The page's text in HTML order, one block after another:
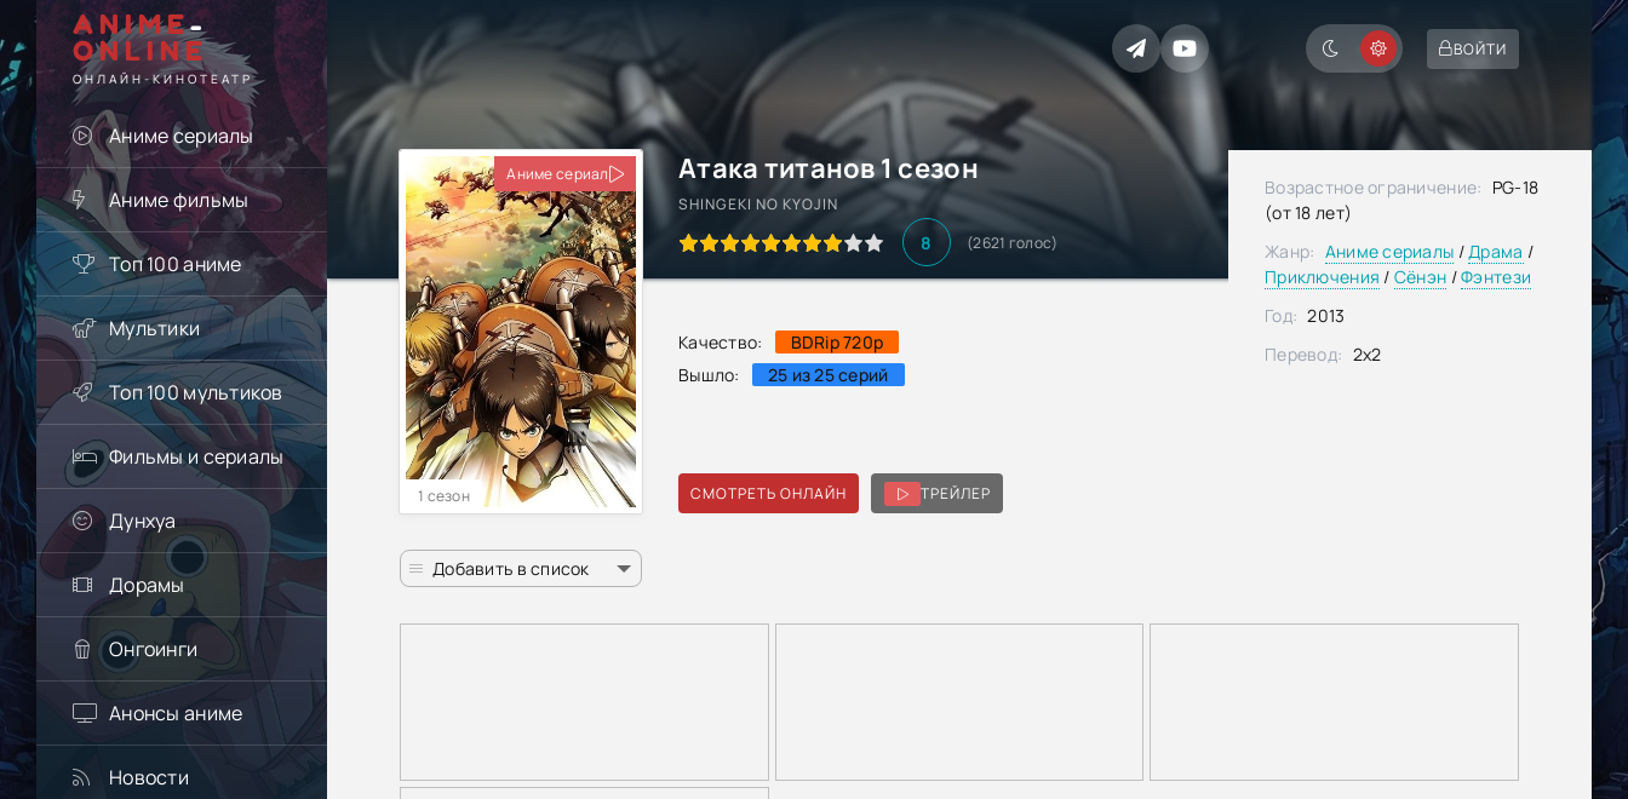
ANIME-
ONLINE
ОНЛАЙН-КИНОТЕАТР
ВОЙТИ
Аниме сериалы
Аниме фильмы
Топ 100 аниме
Мультики
Топ 100 мультиков
Фильмы и сериалы
Дунхуа
Дорамы
Онгоинги
Анонсы аниме
Новости
Атака титанов 1 сезон
SHINGEKI NO KYOJIN
8 (2621 голос)
Качество:
BDRip 720p
Вышло:
25 из 25 серий
Аниме сериал
1 сезон СМОТРЕТЬ ОНЛАЙН ТРЕЙЛЕР
Добавить в список
Возрастное ограничение: PG-18
(от 18 лет)
Жанр: Аниме сериалы /Драма /
Приключения / Сёнэн /Фэнтези
Год: 2013
Перевод: 2x2